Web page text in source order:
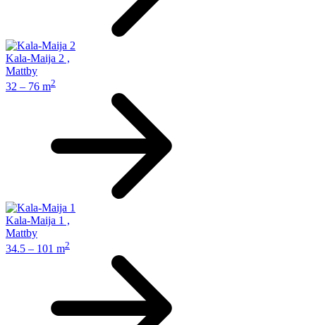
Kala-Maija 2 ,
Mattby
32 – 76 m2
Kala-Maija 1 ,
Mattby
34.5 – 101 m2